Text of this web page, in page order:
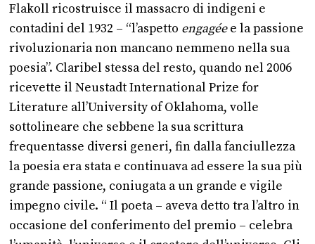
Flakoll ricostruisce il massacro di indigeni e
contadini del 1932 – “l’aspetto engagéee la passione
rivoluzionaria non mancano nemmeno nella sua
poesia”. Claribel stessa del resto, quando nel 2006
ricevette il Neustadt International Prize for
Literature all’University of Oklahoma, volle
sottolineare che sebbene la sua scrittura
frequentasse diversi generi, fin dalla fanciullezza
la poesia era stata e continuava ad essere la sua più
grande passione, coniugata a un grande e vigile
impegno civile. “ Il poeta – aveva detto tra l’altro in
occasione del conferimento del premio – celebra